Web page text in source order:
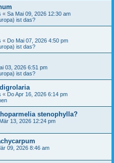
« Sa Mai 09, 2026 12:30 am
ist das?
« Do Mai 07, 2026 4:50 pm
ist das?
03, 2026 6:51 pm
ist das?
« Do Apr 16, 2026 6:14 pm
stenophylla?
13, 2026 12:24 pm
09, 2026 8:46 am